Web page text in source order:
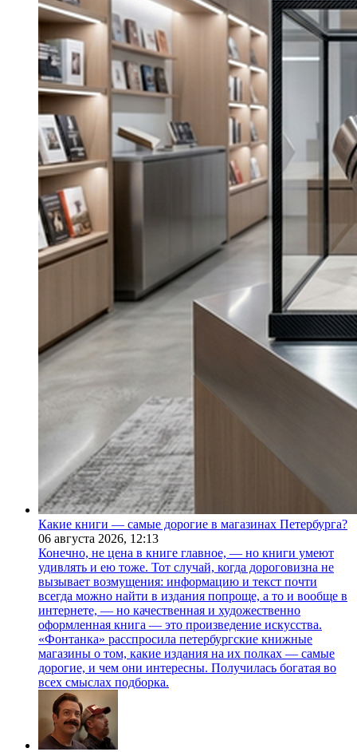
Какие книги — самые дорогие в магазинах Петербурга?
06 августа 2026, 12:13
Конечно, не цена в книге главное, — но книги умеют
удивлять и ею тоже. Тот случай, когда дороговизна не
вызывает возмущения: информацию и текст почти
всегда можно найти в издания попроще, а то и вообще в
интернете, — но качественная и художественно
оформленная книга — это произведение искусства.
«Фонтанка» расспросила петербургские книжные
магазины о том, какие издания на их полках — самые
дорогие, и чем они интересны. Получилась богатая во
всех смыслах подборка.